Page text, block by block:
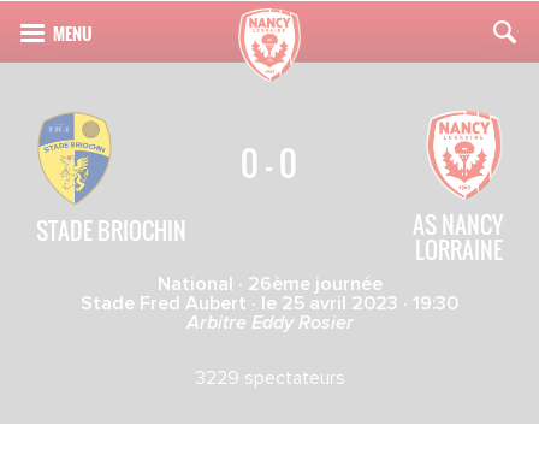
STADE BRIOCHIN
0 - 0
AS NANCY
LORRAINE
National · 26ème journée
Stade Fred Aubert · le 25 avril 2023 · 19:30
Arbitre Eddy Rosier
3229 spectateurs